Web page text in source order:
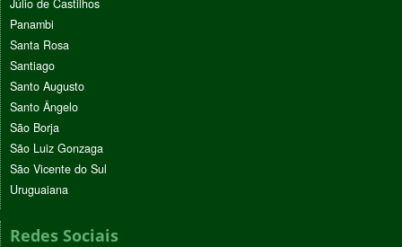
Panambi
Santa Rosa
Santiago
Santo Augusto
Santo Ângelo
São Borja
São Luiz Gonzaga
São Vicente do Sul
Uruguaiana
Redes Sociais